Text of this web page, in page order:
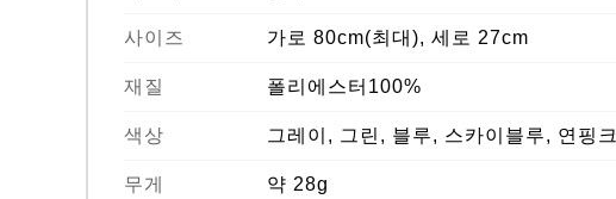
사이즈 가로 80cm(최대), 세로 27cm
재질 폴리에스터100%
색상 그레이, 그린, 블루, 스카이블루, 연핑크
무게 약 28g